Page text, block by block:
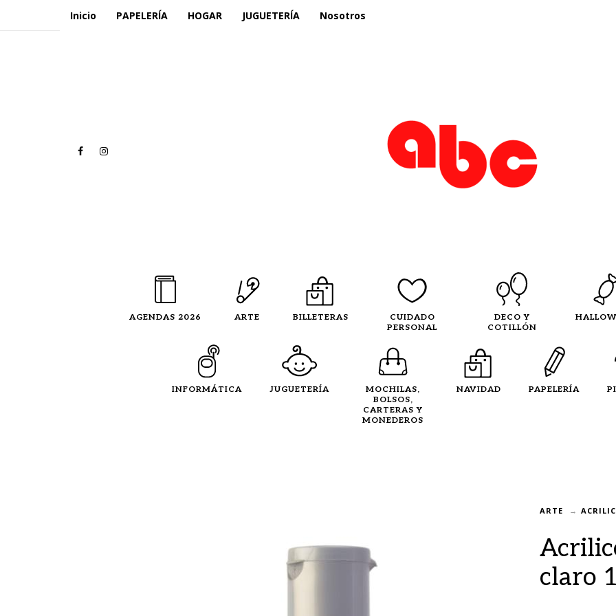
Inicio PAPELERÍA HOGAR JUGUETERÍA Nosotros
AGENDAS 2026 ARTE BILLETERAS
CUIDADO
PERSONAL
DECO Y
COTILLÓN
INFORMÁTICA JUGUETERÍA
MOCHILAS,
BOLSOS,
CARTERAS Y
MONEDEROS
NAVIDAD PAPELERÍA
ARTE
claro